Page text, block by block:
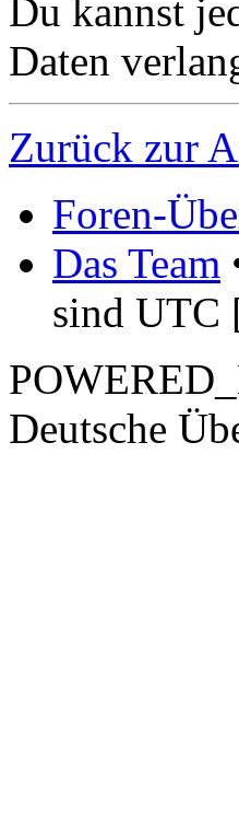
Du kannst
Daten
Zurück zur
Foren-
Das Team
sind UTC
Deutsche